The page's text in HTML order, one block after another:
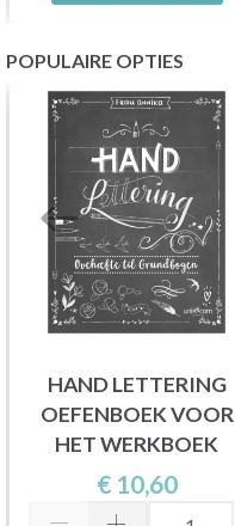
POPULAIRE OPTIES
HAND LETTERING
OEFENBOEK VOOR
HET WERKBOEK
€ 10,60